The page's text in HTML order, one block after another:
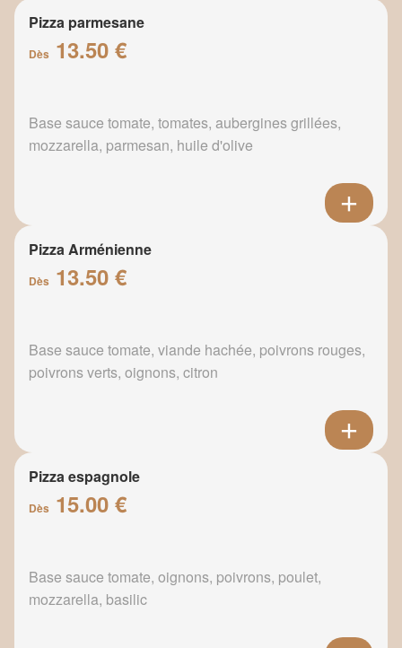
Pizza parmesane
Dès 13.50 €
Base sauce tomate, tomates, aubergines grillées,
mozzarella, parmesan, huile d'olive
Pizza Arménienne
Dès 13.50 €
Base sauce tomate, viande hachée, poivrons rouges,
poivrons verts, oignons, citron
Pizza espagnole
Dès 15.00 €
Base sauce tomate, oignons, poivrons, poulet,
mozzarella, basilic